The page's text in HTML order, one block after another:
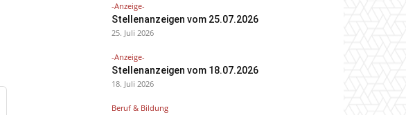
-Anzeige-
Stellenanzeigen vom 25.07.2026
25. Juli 2026
-Anzeige-
Stellenanzeigen vom 18.07.2026
18. Juli 2026
Beruf & Bildung